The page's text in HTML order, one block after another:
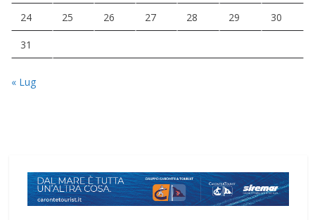
24 25 26 27 28 29 30
31
« Lug